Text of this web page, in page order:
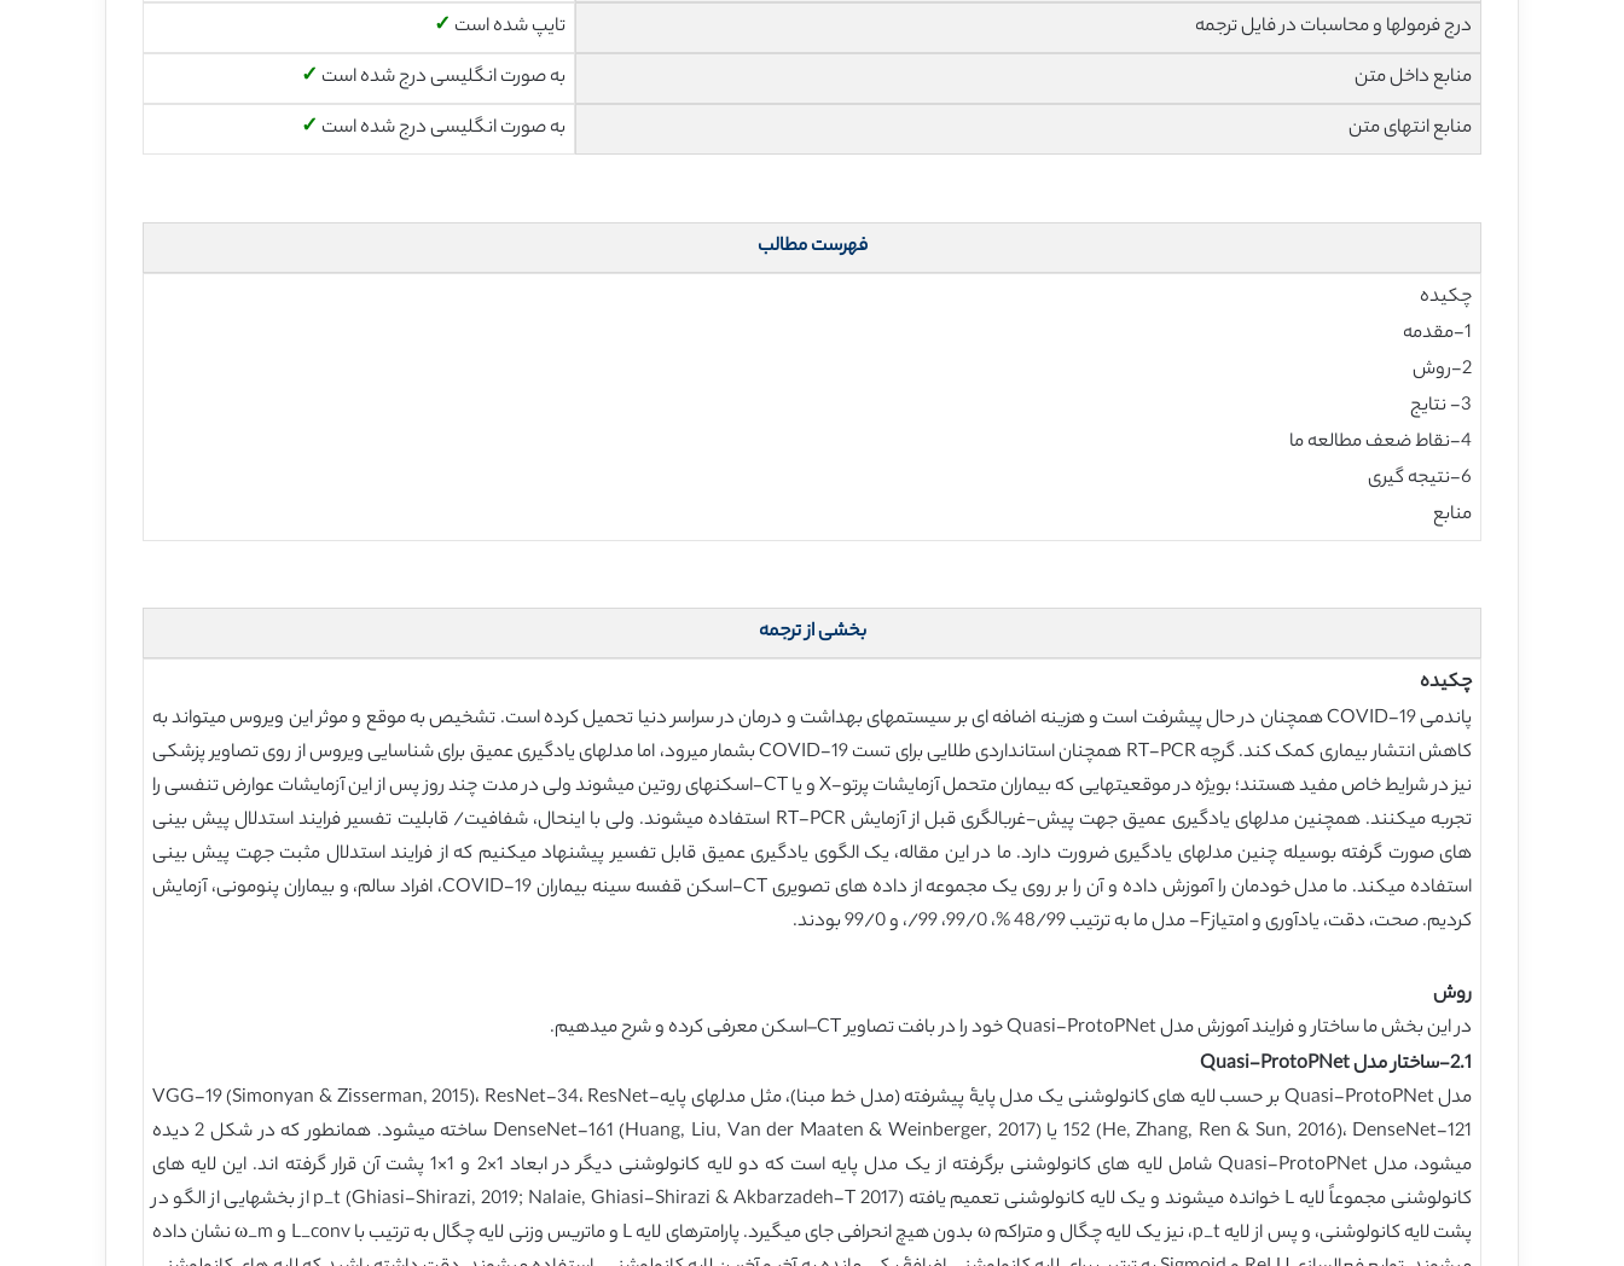
درج فرمولها و محاسبات در فایل ترجمه
تایپ شده است ✓
منابع داخل متن
به صورت انگلیسی درج شده است ✓
منابع انتهای متن
به صورت انگلیسی درج شده است ✓
فهرست مطالب
چکیده
1-مقدمه
2-روش
3- نتایج
4-نقاط ضعف مطالعه ما
6-نتیجه گیری
منابع
بخشی از ترجمه
چکیده
پاندمی COVID-19 همچنان در حال پیشرفت است و هزینه اضافه ای بر سیستمهای بهداشت و درمان در سراسر دنیا تحمیل کرده است. تشخیص به موقع و موثر این ویروس میتواند به
کاهش انتشار بیماری کمک کند. گرچه RT-PCR همچنان استانداردی طلایی برای تست COVID-19 بشمار میرود، اما مدلهای یادگیری عمیق برای شناسایی ویروس از روی تصاویر پزشکی
نیز در شرایط خاص مفید هستند؛ بویژه در موقعیتهایی که بیماران متحمل آزمایشات پرتو-X و یا CT-اسکنهای روتین میشوند ولی در مدت چند روز پس از این آزمایشات عوارض تنفسی را
تجربه میکنند. همچنین مدلهای یادگیری عمیق جهت پیش-غربالگری قبل از آزمایش RT-PCR استفاده میشوند. ولی با اینحال، شفافیت/ قابلیت تفسیر فرایند استدلال پیش بینی
های صورت گرفته بوسیله چنین مدلهای یادگیری ضرورت دارد. ما در این مقاله، یک الگوی یادگیری عمیق قابل تفسیر پیشنهاد میکنیم که از فرایند استدلال مثبت جهت پیش بینی
استفاده میکند. ما مدل خودمان را آموزش داده و آن را بر روی یک مجموعه از داده های تصویری CT-اسکن قفسه سینه بیماران COVID-19، افراد سالم، و بیماران پنومونی، آزمایش
کردیم. صحت، دقت، یادآوری و امتیازF- مدل ما به ترتیب 48/99 %، 99/0، 99/، و 99/0 بودند.
روش
در این بخش ما ساختار و فرایند آموزش مدل Quasi-ProtoPNet خود را در بافت تصاویر CT–اسکن معرفی کرده و شرح میدهیم.
2.1-ساختار مدل Quasi-ProtoPNet
مدل Quasi-ProtoPNet بر حسب لایه های کانولوشنی یک مدل پایۀ پیشرفته (مدل خط مبنا)، مثل مدلهای پایهVGG-19 (Simonyan & Zisserman, 2015)، ResNet-34، ResNet-
152 (He, Zhang, Ren & Sun, 2016)، DenseNet-121 یا DenseNet-161 (Huang, Liu, Van der Maaten & Weinberger, 2017) ساخته میشود. همانطور که در شکل 2 دیده
میشود، مدل Quasi-ProtoPNet شامل لایه های کانولوشنی برگرفته از یک مدل پایه است که دو لایه کانولوشنی دیگر در ابعاد 1×2 و 1×1 پشت آن قرار گرفته اند. این لایه های
کانولوشنی مجموعاً لایه L خوانده میشوند و یک لایه کانولوشنی تعمیم یافته (Ghiasi-Shirazi, 2019; Nalaie, Ghiasi-Shirazi & Akbarzadeh-T 2017) p_t از بخشهایی از الگو در
پشت لایه کانولوشنی، و پس از لایه p_t، نیز یک لایه چگال و متراکم ω بدون هیچ انحرافی جای میگیرد. پارامترهای لایه L و ماتریس وزنی لایه چگال به ترتیب با L_conv و ω_m نشان داده